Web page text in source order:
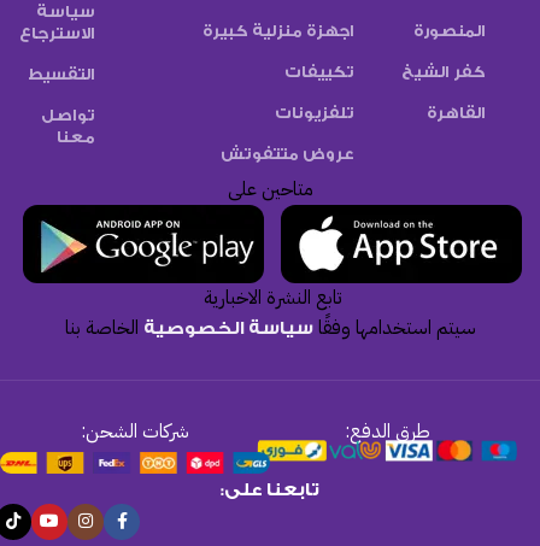
المنصورة
كفر الشيخ
القاهرة
اجهزة منزلية كبيرة
تكييفات
تلفزيونات
عروض متتفوتش
سياسة
الاسترجاع
التقسيط
تواصل
معنا
متاحين على
تابع النشرة الاخبارية
سيتم استخدامها وفقًاسياسة الخصوصية الخاصة بنا
طرق الدفع: شركات الشحن:
تابعنا على: